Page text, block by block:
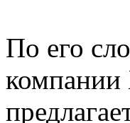
По его
компании